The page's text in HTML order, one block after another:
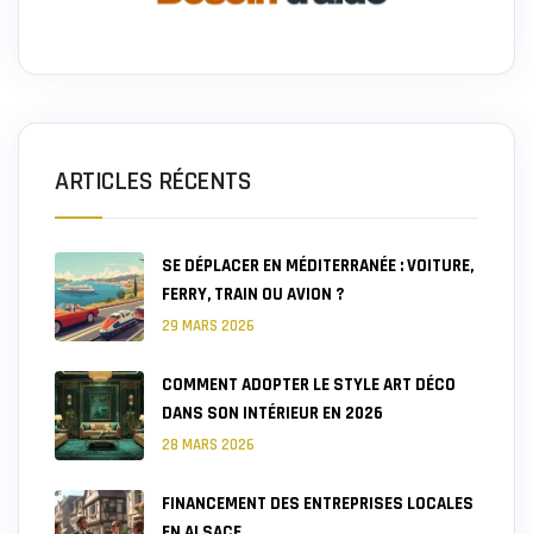
ARTICLES RÉCENTS
SE DÉPLACER EN MÉDITERRANÉE : VOITURE,
FERRY, TRAIN OU AVION ?
29 MARS 2026
COMMENT ADOPTER LE STYLE ART DÉCO
DANS SON INTÉRIEUR EN 2026
28 MARS 2026
FINANCEMENT DES ENTREPRISES LOCALES